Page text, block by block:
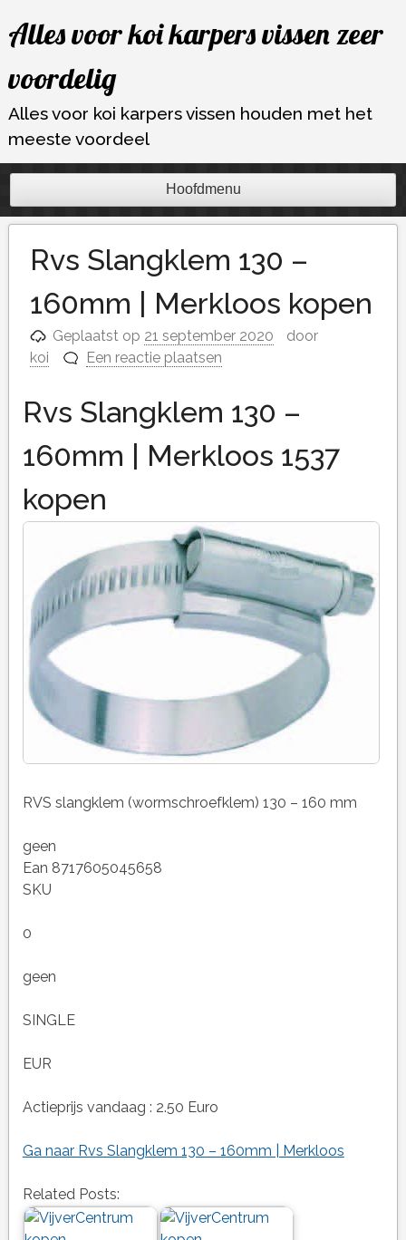
naar
inhoud
Alles voor koi karpers vissen zeer
voordelig
Alles voor koi karpers vissen houden met het
meeste voordeel
Hoofdmenu
Rvs Slangklem 130 –
160mm | Merkloos kopen
Geplaatst op 21 september 2020
door
koi
Een reactie plaatsen
Rvs Slangklem 130 –
160mm | Merkloos 1537
kopen
RVS slangklem (wormschroefklem) 130 – 160 mm
geen
Ean 8717605045658
SKU
0
geen
SINGLE
EUR
Actieprijs vandaag : 2.50 Euro
Ga naar Rvs Slangklem 130 – 160mm | Merkloos
Related Posts: